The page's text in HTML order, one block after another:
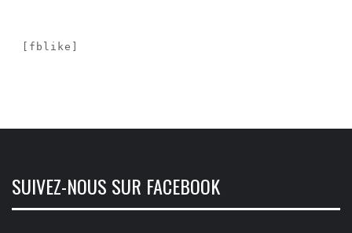
[fblike]
SUIVEZ-NOUS SUR FACEBOOK